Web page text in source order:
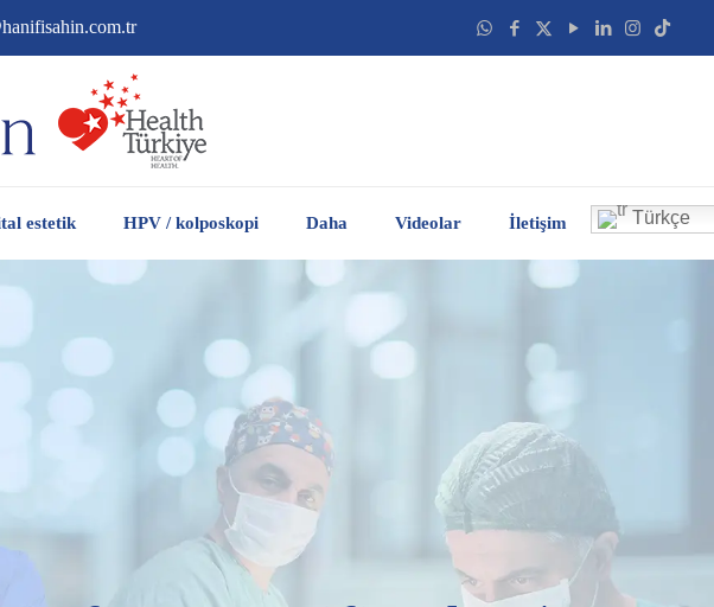
estetik HPV / kolposkopi Daha Videolar İletişim Türkçe